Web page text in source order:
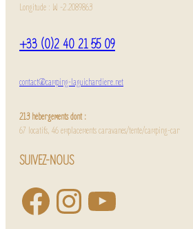
Longitude : W -2.2089863
+33 (0)2 40 21 55 09
contact@camping-laguichardiere.net
213 hébergements dont :
67 locatifs, 46 emplacements caravanes/tente/camping-car
SUIVEZ-NOUS